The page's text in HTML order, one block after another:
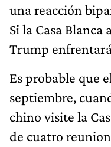
una reacción
Si la Casa
Trump
Es probable que
septiembre,
chino visite la
de cuatro